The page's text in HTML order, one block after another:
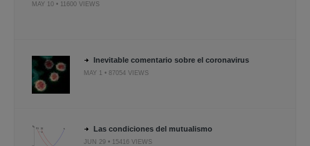
MAY 10 • 11600 VIEWS
Inevitable comentario sobre el coronavirus
MAY 1 • 87054 VIEWS
Las condiciones del mutualismo
JUN 29 • 15416 VIEWS